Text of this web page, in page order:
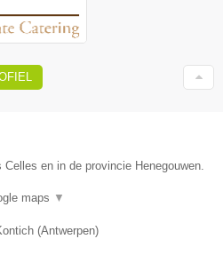
en in de provincie Henegouwen.
maps ▼
(Antwerpen)